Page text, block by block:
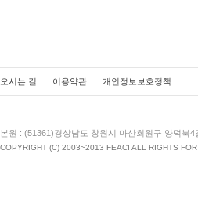
오시는 길 이용약관 개인정보보호정책
본원 : (51361)경상남도 창원시 마산회원구 양덕북
COPYRIGHT (C) 2003~2013 FEACI ALL RIGHTS